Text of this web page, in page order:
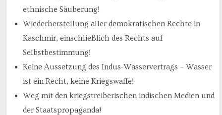
ethnische Säuberung!
Wiederherstellung aller demokratischen Rechte in
Kaschmir, einschließlich des Rechts auf
Selbstbestimmung!
Keine Aussetzung des Indus-Wasservertrags – Wasser
ist ein Recht, keine Kriegswaffe!
Weg mit den kriegstreiberischen indischen Medien und
der Staatspropaganda!